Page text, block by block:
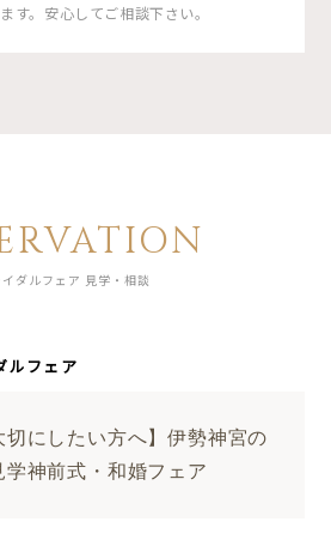
す。安心してご相談下さい。
イダルフェア 見学・相談
ルフェア
切にしたい方へ】伊勢神宮の
神前式・和婚フェア